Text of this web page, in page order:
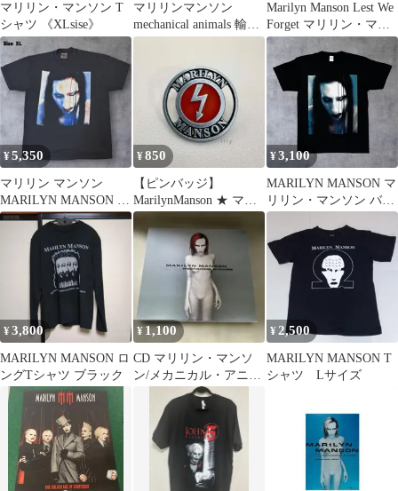
マリリン・マンソン T
シャツ 《XLsise》
マリリンマンソン
mechanical animals 輸入
盤
Marilyn Manson Lest We
Forget マリリン・マン
ソン
¥5,350
マリリン マンソン
MARILYN MANSON T
シャツ XL
¥850
【ピンバッジ】
MarilynManson ★ マリ
リン・マンソン
¥3,100
MARILYN MANSON マ
リリン・マンソン バン
ドTシャツ バンT
BB015
¥3,800
MARILYN MANSON ロ
ングTシャツ ブラック
¥1,100
CD マリリン・マンソ
ン/メカニカル・アニマ
¥2,500
MARILYN MANSON T
シャツ Lサイズ